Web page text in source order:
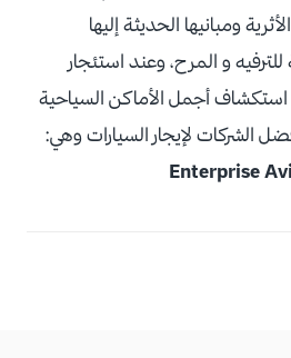
ومبانيها الحديثة إليها
و المرح، وعند استئجار
أجمل الأماكن السياحية
الشركات لإيجار السيارات وهي:
Enterprise